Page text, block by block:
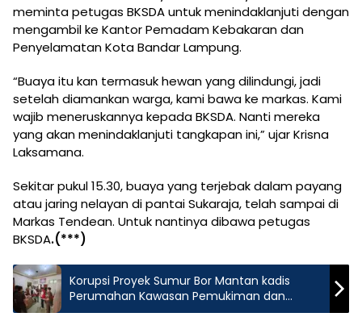
meminta petugas BKSDA untuk menindaklanjuti dengan
mengambil ke Kantor Pemadam Kebakaran dan
Penyelamatan Kota Bandar Lampung.
“Buaya itu kan termasuk hewan yang dilindungi, jadi
setelah diamankan warga, kami bawa ke markas. Kami
wajib meneruskannya kepada BKSDA. Nanti mereka
yang akan menindaklanjuti tangkapan ini,” ujar Krisna
Laksamana.
Sekitar pukul 15.30, buaya yang terjebak dalam payang
atau jaring nelayan di pantai Sukaraja, telah sampai di
Markas Tendean. Untuk nantinya dibawa petugas
BKSDA.(***)
Korupsi Proyek Sumur Bor Mantan kadis
Perumahan Kawasan Pemukiman dan
Pertahanan Drs Mulyanda Jadi Tersangka.